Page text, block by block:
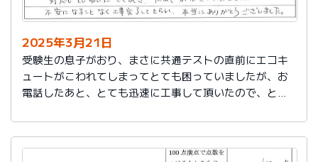
2025年3月21日
受験生の息子がおり、まさに共通テストの直前にエコキ
ュートがこわれてしまってとても困っていましたが、お
電話したあと、とても迅速に工事して頂いたので、とて
対応もていねいして頂き、初めて利用させて頂きました
が不安になることなく工事完了してもらい、本当にあり